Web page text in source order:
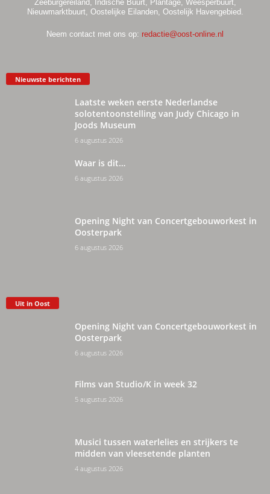
Zeeburgereiland, Indische Buurt, Plantage, Weesperbuurt,
Nieuwmarktbuurt, Oostelijke Eilanden, Oostelijk Havengebied.
Neem contact met ons op: redactie@oost-online.nl
Nieuwste berichten
Laatste weken eerste Nederlandse
solotentoonstelling van Judy Chicago in
Joods Museum
6 augustus 2026
Waar is dit…
6 augustus 2026
Opening Night van Concertgebouworkest in
Oosterpark
6 augustus 2026
Uit in Oost
Opening Night van Concertgebouworkest in
Oosterpark
6 augustus 2026
Films van Studio/K in week 32
5 augustus 2026
Musici tussen waterlelies en strijkers te
midden van vleesetende planten
4 augustus 2026